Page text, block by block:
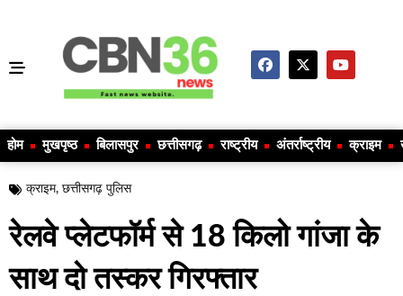
होम मुखपृष्ठ बिलासपुर छत्तीसगढ़ राष्ट्रीय अंतर्राष्ट्रीय क्राइम
क्राइम, छत्तीसगढ़ पुलिस
रेलवे प्लेटफॉर्म से 18 किलो गांजा के
साथ दो तस्कर गिरफ्तार